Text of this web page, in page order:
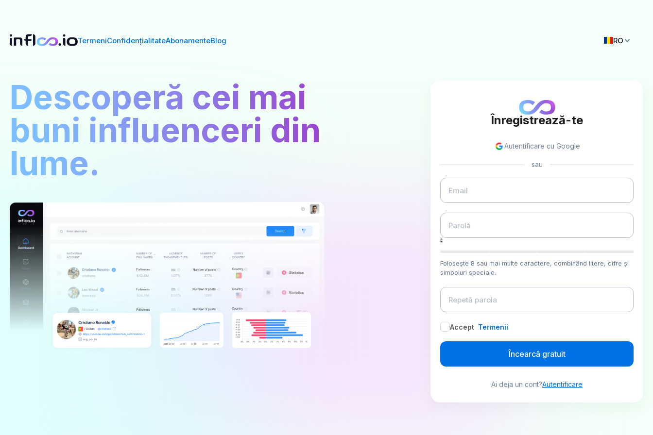
TermeniConfidențialitateAbonamenteBlog RO
Descoperă cei mai
buni influenceri din
lume.
Înregistrează-te
Autentificare cu Google
sau
Folosește 8 sau mai multe caractere, combinând litere, cifre și
simboluri speciale.
Accept Termenii
Încearcă gratuit
Ai deja un cont?Autentificare